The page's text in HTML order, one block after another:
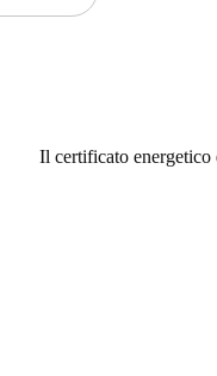
Il certificato energetico